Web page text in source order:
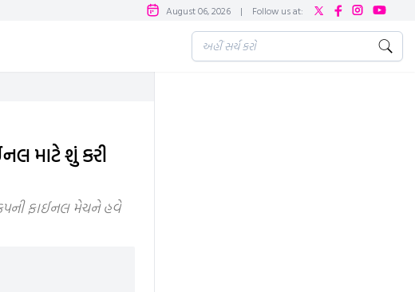
August 06, 2026 | Follow us at:
માટે શું કરી
કપની ફાઈનલ મેચને હવે